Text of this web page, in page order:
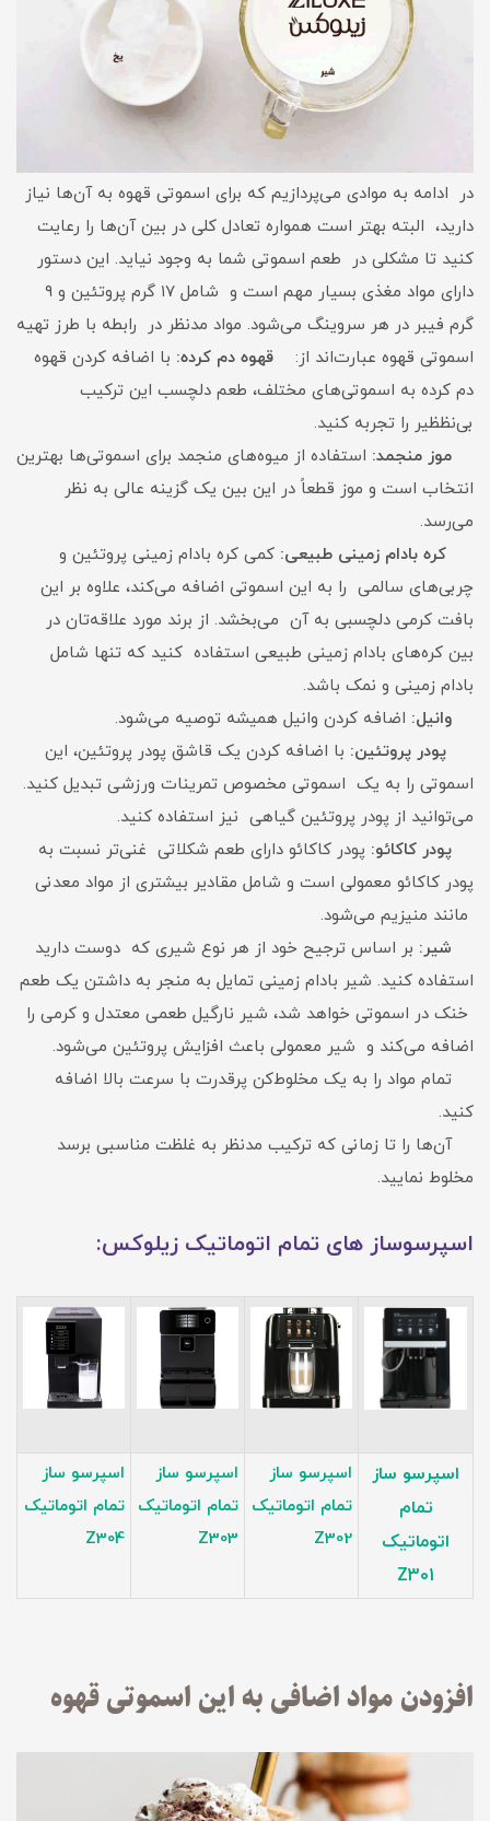
در ادامه به موادی می‌پردازیم که برای اسموتی قهوه به آن‌ها نیاز
دارید، البته بهتر است همواره تعادل کلی در بین آن‌ها را رعایت
کنید تا مشکلی در طعم اسموتی شما به وجود نیاید. این دستور
دارای مواد مغذی بسیار مهم است و شامل ۱۷ گرم پروتئین و ۹
گرم فیبر در هر سروینگ می‌شود. مواد مدنظر در رابطه با طرز تهیه
اسموتی قهوه عبارت‌اند از: قهوه دم کرده: با اضافه کردن قهوه
دم کرده به اسموتی‌های مختلف، طعم دلچسب این ترکیب
بی‌نظظیر را تجربه کنید.
موز منجمد: استفاده از میوه‌های منجمد برای اسموتی‌ها بهترین
انتخاب است و موز قطعاً در این بین یک گزینه عالی به نظر
می‌رسد.
کره بادام زمینی طبیعی: کمی کره بادام زمینی پروتئین و
چربی‌های سالمی را به این اسموتی اضافه می‌کند، علاوه بر این
بافت کرمی دلچسبی به آن می‌بخشد. از برند مورد علاقه‌تان در
بین کره‌های بادام زمینی طبیعی استفاده کنید که تنها شامل
بادام زمینی و نمک باشد.
وانیل: اضافه کردن وانیل همیشه توصیه می‌شود.
پودر پروتئین: با اضافه کردن یک قاشق پودر پروتئین، این
اسموتی را به یک اسموتی مخصوص تمرینات ورزشی تبدیل کنید.
می‌توانید از پودر پروتئین گیاهی نیز استفاده کنید.
پودر کاکائو: پودر کاکائو دارای طعم شکلاتی غنی‌تر نسبت به
پودر کاکائو معمولی است و شامل مقادیر بیشتری از مواد معدنی
مانند منیزیم می‌شود.
شیر: بر اساس ترجیح خود از هر نوع شیری که دوست دارید
استفاده کنید. شیر بادام زمینی تمایل به منجر به داشتن یک طعم
خنک در اسموتی خواهد شد، شیر نارگیل طعمی معتدل و کرمی را
اضافه می‌کند و شیر معمولی باعث افزایش پروتئین می‌شود.
تمام مواد را به یک مخلوط‌کن پرقدرت با سرعت بالا اضافه
کنید.
آن‌ها را تا زمانی که ترکیب مدنظر به غلظت مناسبی برسد
مخلوط نمایید.
اسپرسوساز های تمام اتوماتیک زیلوکس:
اسپرسو ساز
تمام
اتوماتیک
Z301
اسپرسو ساز
تمام اتوماتیک
Z302
اسپرسو ساز
تمام اتوماتیک
Z303
اسپرسو ساز
تمام اتوماتیک
Z304
افزودن مواد اضافی به این اسموتی قهوه